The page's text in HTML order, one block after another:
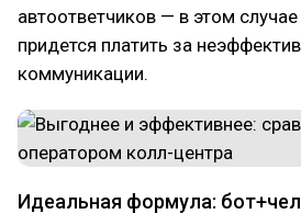
автоответчиков — в этом случае
придется платить за
коммуникации.
Идеальная формула: